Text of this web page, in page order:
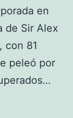
en
de Sir Alex
con 81
peleó por